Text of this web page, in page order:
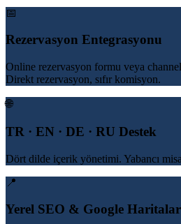
📅
Rezervasyon Entegrasyonu
Online rezervasyon formu veya
Direkt rezervasyon, sıfır komisyon.
🌐
TR · EN · DE · RU Destek
Dört dilde içerik yönetimi. Yabancı
📍
Yerel SEO & Google Haritalar